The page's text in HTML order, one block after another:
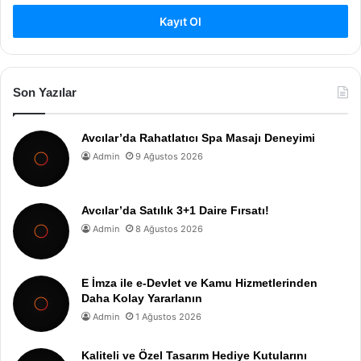
Kayıt Ol
Son Yazılar
Avcılar’da Rahatlatıcı Spa Masajı Deneyimi
Admin 9 Ağustos 2026
Avcılar’da Satılık 3+1 Daire Fırsatı!
Admin 8 Ağustos 2026
E İmza ile e-Devlet ve Kamu Hizmetlerinden
Daha Kolay Yararlanın
Admin 1 Ağustos 2026
Kaliteli ve Özel Tasarım Hediye Kutularını